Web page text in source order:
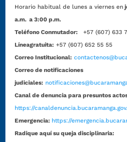
Horario habitual de lunes a viernes en
a.m. a 3:00 p.m.
Teléfono Conmutador:
+57 (607) 633
Líneagratuita: +57 (607) 652 55 55
Correo Institucional:
Correo de notificaciones
judiciales:
Canal de denuncia para presuntos
https://
Emergencia: https://
Radique aquí su queja disciplinaria: